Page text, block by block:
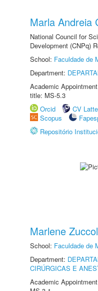
Marla Andreia
National Council for
Development (CNPq)
School: Faculdade de
Department:
Academic
title: MS-5.3
Orcid
CV
Scopus
Repositório
Marlene
School: Faculdade de
Department:
CIRÚRGICAS E
Academic